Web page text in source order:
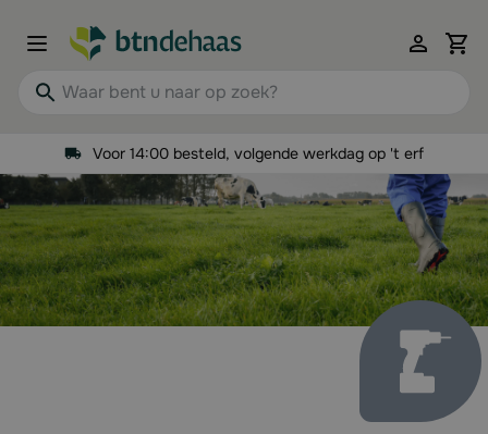
Waar bent u naar op zoek?
Voor 14:00 besteld, volgende werkdag op 't erf